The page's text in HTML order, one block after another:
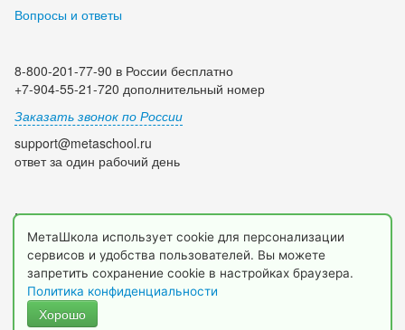
Вопросы и ответы
8-800-201-77-90 в России бесплатно
+7-904-55-21-720 дополнительный номер
Заказать звонок по России
support@metaschool.ru
ответ за один рабочий день
Мы в социальных сетях:
© 2009-2026 МетаШкола, www.metaschool.ru
МетаШкола использует cookie для персонализации
сервисов и удобства пользователей. Вы можете
запретить сохранение cookie в настройках браузера.
Политика конфиденциальности
Хорошо